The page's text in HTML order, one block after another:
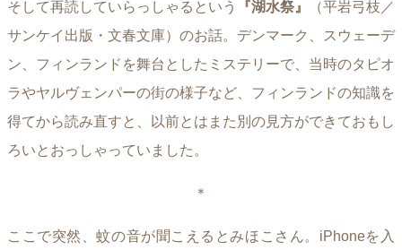
そして再読していらっしゃるという 『湖水祭』
（平岩弓枝／
サンケイ出版・文春文庫）のお話。デンマーク、スウェーデ
ン、フィンランドを舞台としたミステリーで、当時のタピオ
ラやヤルヴェンパーの街の様子など、フィンランドの知識を
得てから読み直すと、以前とはまた別の見方ができておもし
ろいとおっしゃっていました。
＊
ここで突然、蚊の音が聞こえるとみほこさん。iPhoneを入